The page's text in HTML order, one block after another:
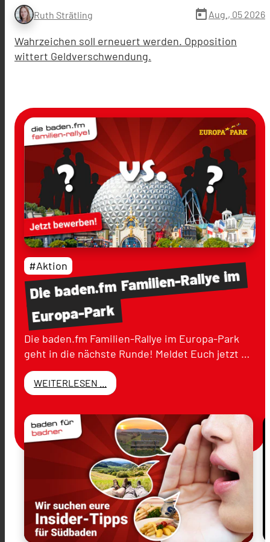
Ruth Strätling today Aug., 05 2026
Wahrzeichen soll erneuert werden. Opposition
wittert Geldverschwendung.
Diebaden.fmFamilien-Rallyeim
Europa-Park
#Aktion
Die baden.fm Familien-Rallye im Europa-Park
geht in die nächste Runde! Meldet Euch jetzt …
WEITERLESEN ...